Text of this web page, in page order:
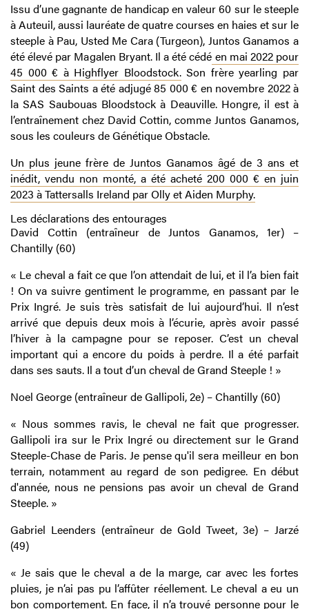
Issu d’une gagnante de handicap en valeur 60 sur le steeple
à Auteuil, aussi lauréate de quatre courses en haies et sur le
steeple à Pau, Usted Me Cara (Turgeon), Juntos Ganamos a
été élevé par Magalen Bryant. Il a été cédé en mai 2022 pour
45 000 € à Highflyer Bloodstock.Son frère yearling par
Saint des Saints a été adjugé 85 000 € en novembre 2022 à
la SAS Saubouas Bloodstock à Deauville. Hongre, il est à
l’entraînement chez David Cottin, comme Juntos Ganamos,
sous les couleurs de Génétique Obstacle.
Un plus jeune frère de Juntos Ganamos âgé de 3 ans et
inédit, vendu non monté, a été acheté 200 000 € en juin
2023 à Tattersalls Ireland par Olly et Aiden Murphy.
Les déclarations des entourages
David Cottin (entraîneur de Juntos Ganamos, 1er) –
Chantilly (60)
« Le cheval a fait ce que l’on attendait de lui, et il l’a bien fait
! On va suivre gentiment le programme, en passant par le
Prix Ingré. Je suis très satisfait de lui aujourd’hui. Il n’est
arrivé que depuis deux mois à l’écurie, après avoir passé
l’hiver à la campagne pour se reposer. C’est un cheval
important qui a encore du poids à perdre. Il a été parfait
dans ses sauts. Il a tout d’un cheval de Grand Steeple ! »
Noel George (entraîneur de Gallipoli, 2e) – Chantilly (60)
« Nous sommes ravis, le cheval ne fait que progresser.
Gallipoli ira sur le Prix Ingré ou directement sur le Grand
Steeple-Chase de Paris. Je pense qu'il sera meilleur en bon
terrain, notamment au regard de son pedigree. En début
d'année, nous ne pensions pas avoir un cheval de Grand
Steeple. »
Gabriel Leenders (entraîneur de Gold Tweet, 3e) – Jarzé
(49)
« Je sais que le cheval a de la marge, car avec les fortes
pluies, je n’ai pas pu l’affûter réellement. Le cheval a eu un
bon comportement. En face, il n’a trouvé personne pour le